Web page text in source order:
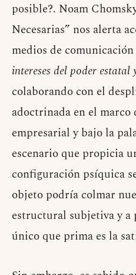
posible?. Noam
Necesarias” nos alerta
medios de comunicación
intereses del poder estatal
colaborando con el
adoctrinada en el marco
empresarial y bajo la
escenario que propicia
configuración psíquica
objeto podría colmar
estructural subjetiva y
único que prima es la